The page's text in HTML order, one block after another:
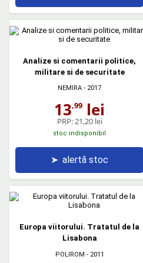
Analize si comentarii politice,
militare si de securitate
NEMIRA - 2017
13,99 lei
PRP:21,20 lei
stoc indisponibil
➤ alertă stoc
Europa viitorului. Tratatul de la
Lisabona
POLIROM - 2011